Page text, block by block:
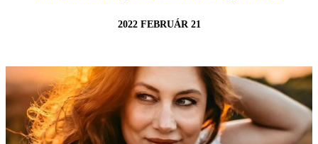
2022 FEBRUÁR 21